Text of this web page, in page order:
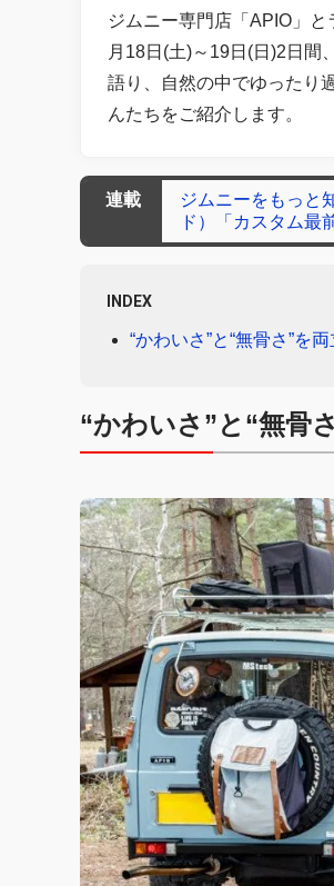
ジムニー専門店「APIO」
月18日(土)～19日(日)2日間
語り、自然の中でゆったり
んたちをご紹介します。
連載
ジムニーをもっと
ド）「カスタム最
INDEX
“かわいさ”と“無骨さ”を
“かわいさ”と“無骨